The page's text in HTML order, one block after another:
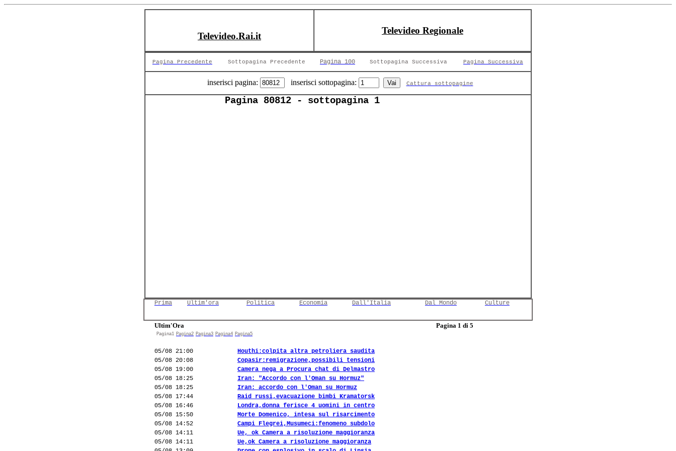
Televideo.Rai.it
Televideo Regionale
Pagina Precedente Sottopagina Precedente Pagina 100 Sottopagina Successiva Pagina Successiva
inserisci pagina: inserisci sottopagina: Cattura sottopagine
Pagina 80812 - sottopagina 1
Prima Ultim'ora Politica Economia Dall'Italia Dal Mondo Culture
Ultim'Ora Pagina 1 di 5
Pagina1 Pagina2 Pagina3 Pagina4 Pagina5
05/08 21:00
Houthi:colpita altra petroliera saudita
05/08 20:08
Copasir:remigrazione,possibili tensioni
05/08 19:00
Camera nega a Procura chat di Delmastro
05/08 18:25
Iran: "Accordo con l'Oman su Hormuz"
05/08 18:25
Iran: accordo con l'Oman su Hormuz
05/08 17:44
Raid russi,evacuazione bimbi Kramatorsk
05/08 16:46
Londra,donna ferisce 4 uomini in centro
05/08 15:50
Morte Domenico, intesa sul risarcimento
05/08 14:52
Campi Flegrei,Musumeci:fenomeno subdolo
05/08 14:11
Ue, ok Camera a risoluzione maggioranza
05/08 14:11
Ue,ok Camera a risoluzione maggioranza